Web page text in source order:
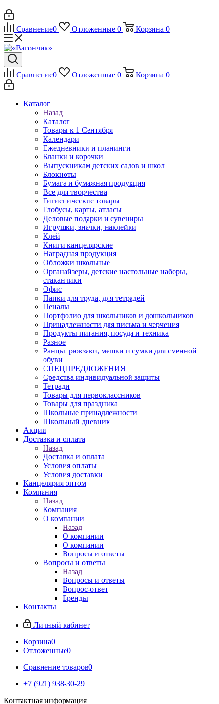
Сравнение0 Отложенные 0 Корзина 0
Сравнение0 Отложенные 0 Корзина 0
Каталог
Назад
Каталог
Товары к 1 Сентября
Календари
Ежедневники и планинги
Бланки и корочки
Выпускникам детских садов и школ
Блокноты
Бумага и бумажная продукция
Все для творчества
Гигиенические товары
Глобусы, карты, атласы
Деловые подарки и сувениры
Игрушки, значки, наклейки
Клей
Книги канцелярские
Наградная продукция
Обложки школьные
Органайзеры, детские настольные наборы,
стаканчики
Офис
Папки для труда, для тетрадей
Пеналы
Портфолио для школьников и дошкольников
Принадлежности для письма и черчения
Продукты питания, посуда и техника
Разное
Ранцы, рюкзаки, мешки и сумки для сменной
обуви
СПЕЦПРЕДЛОЖЕНИЯ
Средства индивидуальной защиты
Тетради
Товары для первоклассников
Товары для праздника
Школьные принадлежности
Школьный дневник
Акции
Доставка и оплата
Назад
Доставка и оплата
Условия оплаты
Условия доставки
Канцелярия оптом
Компания
Назад
Компания
О компании
Назад
О компании
О компании
Вопросы и ответы
Вопросы и ответы
Назад
Вопросы и ответы
Вопрос-ответ
Бренды
Контакты
Личный кабинет
Корзина0
Отложенные0
Сравнение товаров0
+7 (921) 938-30-29
Контактная информация